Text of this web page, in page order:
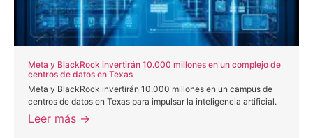
Meta y BlackRock invertirán 10.000 millones en un complejo de
centros de datos en Texas
Meta y BlackRock invertirán 10.000 millones en un campus de
centros de datos en Texas para impulsar la inteligencia artificial.
Leer más →